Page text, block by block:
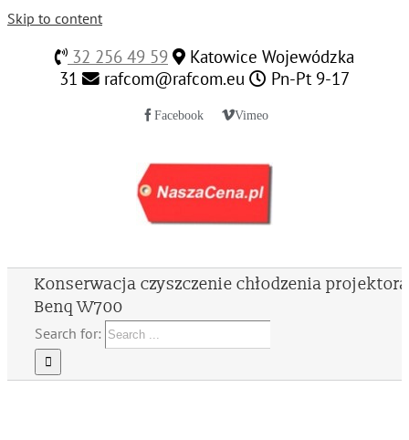
Skip to content
32 256 49 59
Katowice Wojewódzka
31
rafcom@rafcom.eu Pn-Pt 9-17
Facebook Vimeo
Konserwacja czyszczenie chłodzenia projektora
Benq W700
Search for: